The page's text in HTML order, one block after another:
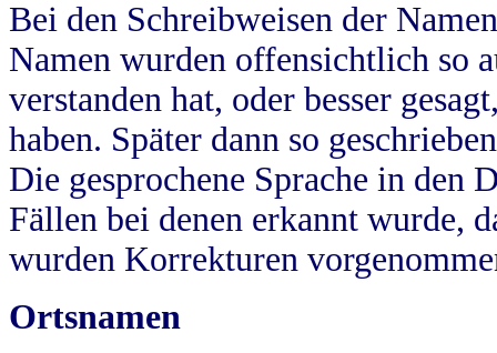
Bei den Schreibweisen der
Namen wurden offensichtlich so
verstanden hat, oder besser
haben. Später dann so
Die gesprochene Sprache in
Fällen bei denen erkannt wurde,
wurden Korrekturen
Ortsnamen